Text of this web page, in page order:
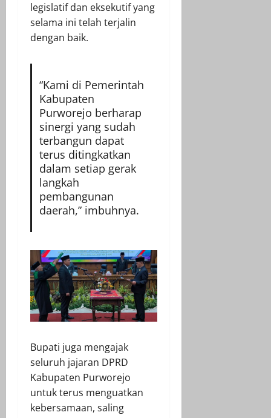
legislatif dan eksekutif yang
selama ini telah terjalin
dengan baik.
“Kami di Pemerintah
Kabupaten
Purworejo berharap
sinergi yang sudah
terbangun dapat
terus ditingkatkan
dalam setiap gerak
langkah
pembangunan
daerah,” imbuhnya.
Bupati juga mengajak
seluruh jajaran DPRD
Kabupaten Purworejo
untuk terus menguatkan
kebersamaan, saling